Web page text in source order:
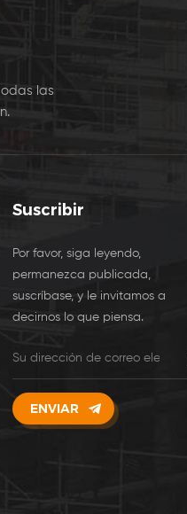
las
Suscribir
Por favor, siga leyendo,
permanezca publicada,
suscríbase, y le invitamos a
decirnos lo que piensa.